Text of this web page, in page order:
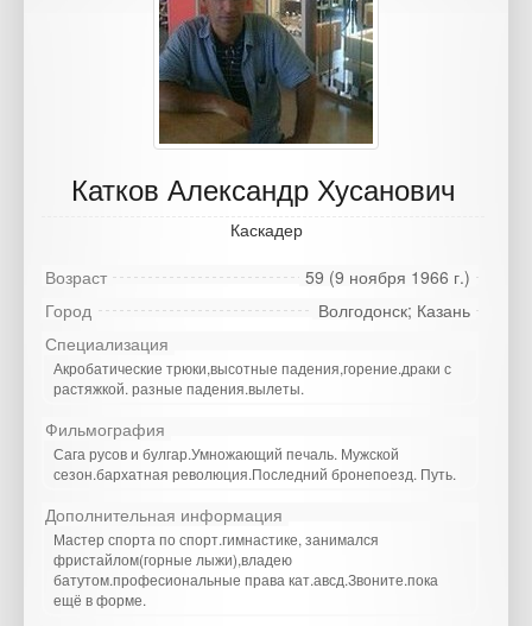
Катков Александр Хусанович
Каскадер
59 (9 ноября 1966 г.)
Возраст
Волгодонск; Казань
Город
Специализация
Акробатические трюки,высотные падения,горение.драки с
растяжкой. разные падения.вылеты.
Фильмография
Сага русов и булгар.Умножающий печаль. Мужской
сезон.бархатная революция.Последний бронепоезд. Путь.
Дополнительная информация
Мастер спорта по спорт.гимнастике, занимался
фристайлом(горные лыжи),владею
батутом.професиональные права кат.авсд.Звоните.пока
ещё в форме.